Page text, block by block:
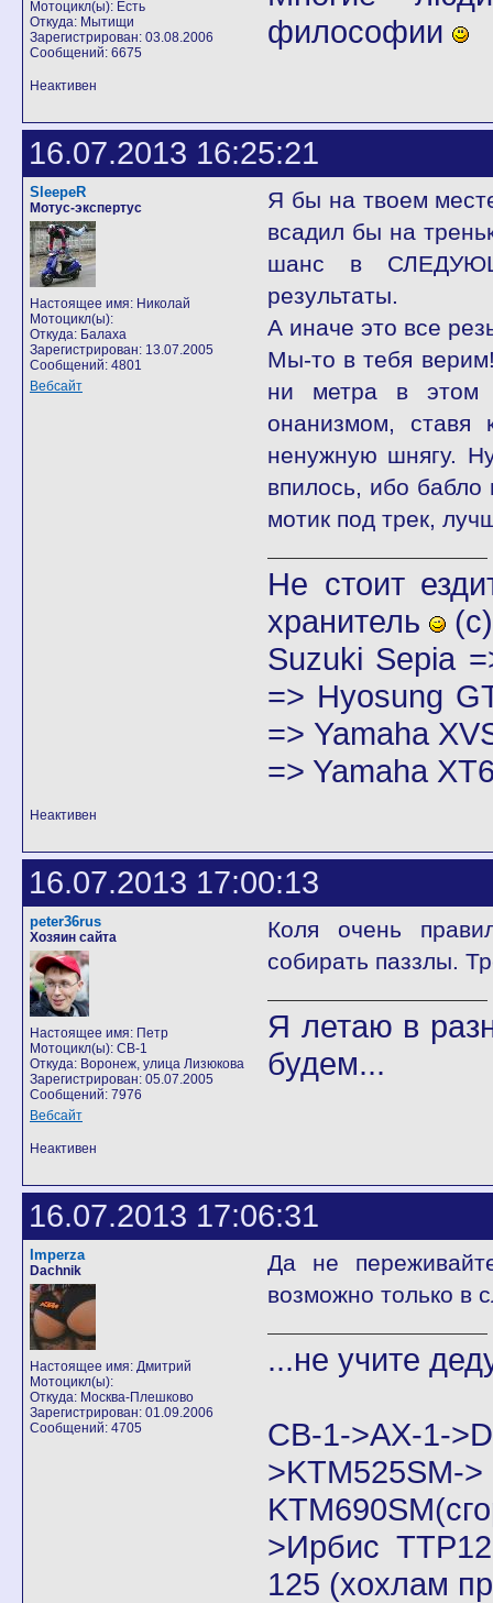
Мотоцикл(ы): Есть
Откуда: Мытищи
Зарегистрирован: 03.08.2006
Сообщений: 6675
философии
Неактивен
16.07.2013 16:25:21
SleepeR
Мотус-экспертус
Настоящее имя: Николай
Мотоцикл(ы):
Откуда: Балаха
Зарегистрирован: 13.07.2005
Сообщений: 4801
Вебсайт
Я бы на твоем
всадил бы на
шанс в
результаты.
А иначе это все
Мы-то в тебя
ни метра в этом
онанизмом, ставя
ненужную шнягу.
впилось, ибо бабло
мотик под трек,
Не стоит
хранитель
(с)
Suzuki Sepia
=> Hyosung
=> Yamaha
=> Yamaha
Неактивен
16.07.2013 17:00:13
peter36rus
Хозяин сайта
Настоящее имя: Петр
Мотоцикл(ы): CB-1
Откуда: Воронеж, улица Лизюкова
Зарегистрирован: 05.07.2005
Сообщений: 7976
Вебсайт
Коля очень
собирать паззлы.
Я летаю в
будем...
Неактивен
16.07.2013 17:06:31
Imperza
Dachnik
Настоящее имя: Дмитрий
Мотоцикл(ы):
Откуда: Москва-Плешково
Зарегистрирован: 01.09.2006
Сообщений: 4705
Да не
возможно только в
...не учите
CB-1->AX-
>KTM525SM->
>Ирбис
125 (хохлам